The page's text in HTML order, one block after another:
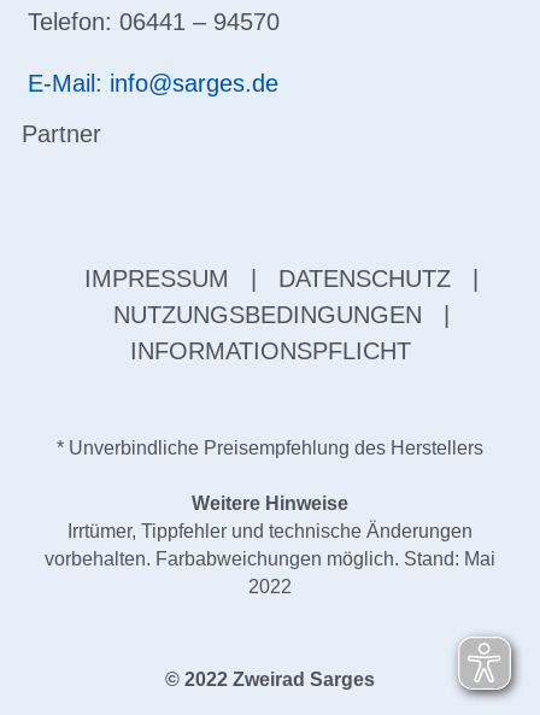
Telefon: 06441 – 94570
E-Mail: info@sarges.de
Partner
IMPRESSUM DATENSCHUTZ
NUTZUNGSBEDINGUNGEN
INFORMATIONSPFLICHT
* Unverbindliche Preisempfehlung des Herstellers
Weitere Hinweise
Irrtümer, Tippfehler und technische Änderungen
vorbehalten. Farbabweichungen möglich. Stand: Mai
2022
© 2022 Zweirad Sarges